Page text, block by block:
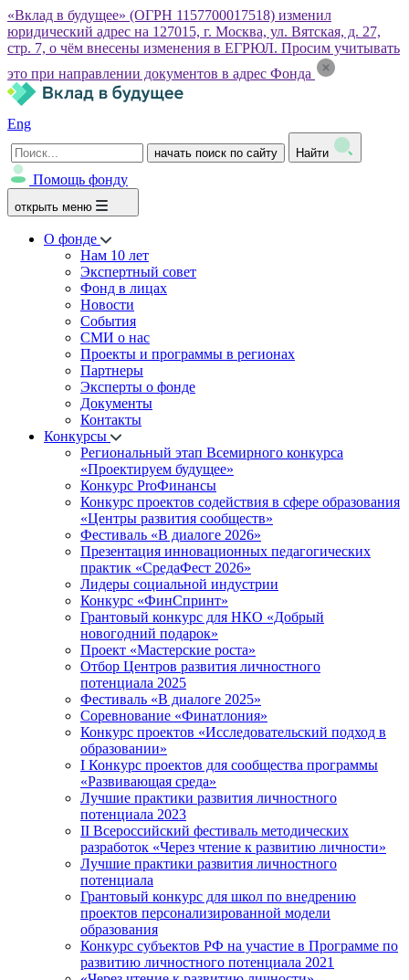
«Вклад в будущее» (ОГРН 1157700017518) изменил
юридический адрес на 127015, г. Москва, ул. Вятская, д. 27,
стр. 7, о чём внесены изменения в ЕГРЮЛ. Просим учитывать
это при направлении документов в адрес Фонда
Eng
начать поиск по сайту Найти
Помощь фонду
открыть меню
О фонде
Нам 10 лет
Экспертный совет
Фонд в лицах
Новости
События
СМИ о нас
Проекты и программы в регионах
Партнеры
Эксперты о фонде
Документы
Контакты
Конкурсы
Региональный этап Всемирного конкурса
«Проектируем будущее»
Конкурс ProФинансы
Конкурс проектов содействия в сфере образования
«Центры развития сообществ»
Фестиваль «В диалоге 2026»
Презентация инновационных педагогических
практик «СредаФест 2026»
Лидеры социальной индустрии
Конкурс «ФинСпринт»
Грантовый конкурс для НКО «Добрый
новогодний подарок»
Проект «Мастерские роста»
Отбор Центров развития личностного
потенциала 2025
Фестиваль «В диалоге 2025»
Соревнование «Финатлония»
Конкурс проектов «Исследовательский подход в
образовании»
I Конкурс проектов для сообщества программы
«Развивающая среда»
Лучшие практики развития личностного
потенциала 2023
II Всероссийский фестиваль методических
разработок «Через чтение к развитию личности»
Лучшие практики развития личностного
потенциала
Грантовый конкурс для школ по внедрению
проектов персонализированной модели
образования
Конкурс субъектов РФ на участие в Программе по
развитию личностного потенциала 2021